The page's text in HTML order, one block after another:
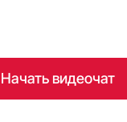
Начать видеочат